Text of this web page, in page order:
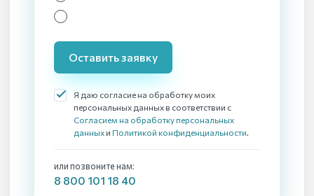
Оставить заявку
Я даю согласие на обработку моих
персональных данных в соответствии с
Согласием на обработку персональных
данных и Политикой конфиденциальности.
или позвоните нам:
8 800 101 18 40